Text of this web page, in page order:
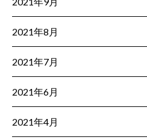
2021年8月
2021年7月
2021年6月
2021年4月